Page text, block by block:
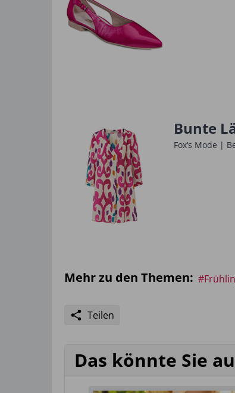
Bunte
Fox‘s Mode |
Mehr zu den Themen:
Teilen
Das könnte Sie